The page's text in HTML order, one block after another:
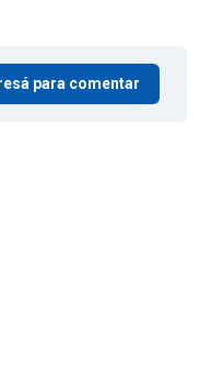
para comentar